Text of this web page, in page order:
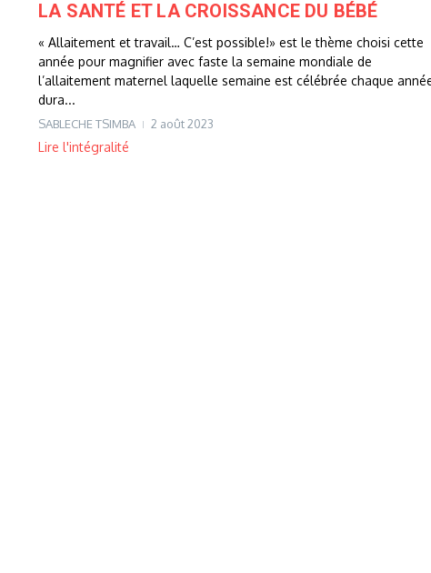
LA SANTÉ ET LA CROISSANCE DU BÉBÉ
« Allaitement et travail… C’est possible!» est le thème choisi cette
année pour magnifier avec faste la semaine mondiale de
l’allaitement maternel laquelle semaine est célébrée chaque
dura...
SABLECHE TSIMBA 2 août 2023
Lire l'intégralité